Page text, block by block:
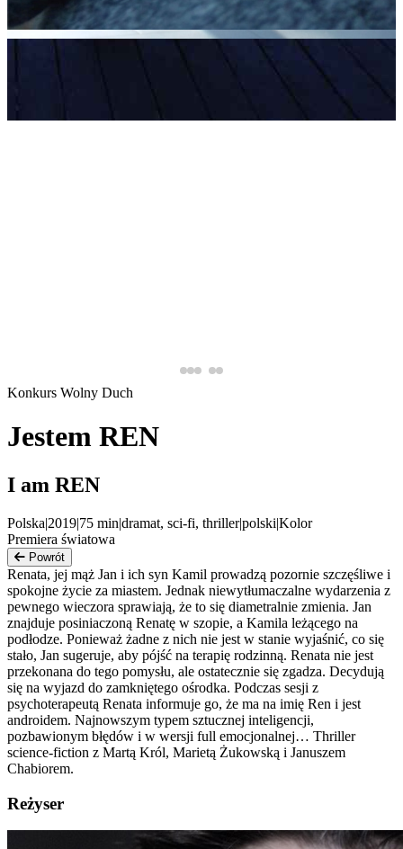
Konkurs Wolny Duch
Jestem REN
I am REN
Polska|2019|75 min|dramat, sci-fi, thriller|polski|Kolor
Premiera światowa
Powrót
Renata, jej mąż Jan i ich syn Kamil prowadzą pozornie szczęśliwe i
spokojne życie za miastem. Jednak niewytłumaczalne wydarzenia z
pewnego wieczora sprawiają, że to się diametralnie zmienia. Jan
znajduje posiniaczoną Renatę w szopie, a Kamila leżącego na
podłodze. Ponieważ żadne z nich nie jest w stanie wyjaśnić, co się
stało, Jan sugeruje, aby pójść na terapię rodzinną. Renata nie jest
przekonana do tego pomysłu, ale ostatecznie się zgadza. Decydują
się na wyjazd do zamkniętego ośrodka. Podczas sesji z
psychoterapeutą Renata informuje go, że ma na imię Ren i jest
androidem. Najnowszym typem sztucznej inteligencji,
pozbawionym błędów i w wersji full emocjonalnej… Thriller
science-fiction z Martą Król, Marietą Żukowską i Januszem
Chabiorem.
Reżyser